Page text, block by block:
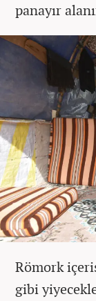
panayır
Römork
gibi